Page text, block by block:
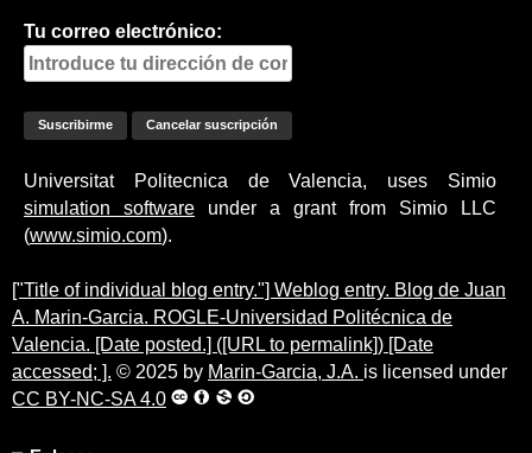
Tu correo electrónico:
Universitat Politecnica de Valencia, uses Simio
simulation software under a grant from Simio LLC
(www.simio.com).
["Title of individual blog entry."] Weblog entry. Blog de Juan
A. Marin-Garcia. ROGLE-Universidad Politécnica de
Valencia. [Date posted.] ([URL to permalink]) [Date
accessed; ]. © 2025 by Marin-Garcia, J.A. is licensed under
CC BY-NC-SA 4.0